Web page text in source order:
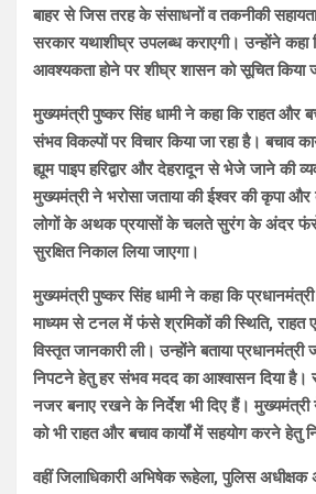
बाहर से जिस तरह के संसाधनों व तकनीकी
सरकार यथाशीघ्र उपलब्ध कराएगी। उन्होंने कहा
आवश्यकता होने पर शीघ्र शासन को सूचित किया
मुख्यमंत्री पुष्कर सिंह धामी ने कहा कि राहत और
संभव विकल्पों पर विचार किया जा रहा है। बचाव
ह्यूम पाइप हरिद्वार और देहरादून से भेजे जाने की
मुख्यमंत्री ने भरोसा जताया की ईश्वर की कृपा
लोगों के अथक प्रयासों के चलते सुरंग के अंदर
सुरक्षित निकाल लिया जाएगा।
मुख्यमंत्री पुष्कर सिंह धामी ने कहा कि
माध्यम से टनल में फंसे श्रमिकों की स्थिति, राहत
विस्तृत जानकारी ली। उन्होंने बताया
निपटने हेतु हर संभव मदद का आश्वासन दिया है।
नजर बनाए रखने के निर्देश भी दिए हैं। मुख्यमंत्री
को भी राहत और बचाव कार्यों में सहयोग करने हेतु
वहीं जिलाधिकारी अभिषेक रूहेला, पुलिस अधीक्षक